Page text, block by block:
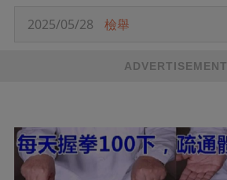
2025/05/28 檢舉
ADVERTISEMENT